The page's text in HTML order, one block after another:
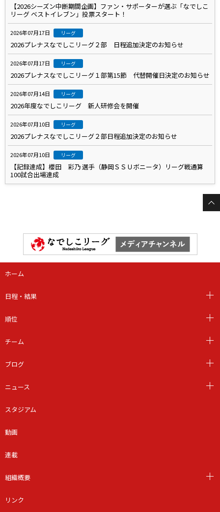
【2026シーズン中断期間企画】ファン・サポーターが選ぶ「なでしこ
リーグ ベストイレブン」投票スタート！
2026年07月17日 リーグ
2026プレナスなでしこリーグ２部 日程追加決定のお知らせ
2026年07月17日 リーグ
2026プレナスなでしこリーグ１部第15節 代替開催日決定のお知らせ
2026年07月14日 リーグ
2026年度なでしこリーグ 新人研修会を開催
2026年07月10日 リーグ
2026プレナスなでしこリーグ２部日程追加決定のお知らせ
2026年07月10日 リーグ
【記録達成】櫻田 彩乃 選手（静岡ＳＳＵボニータ）リーグ戦通算
100試合出場達成
ホーム
日程・結果
順位
チーム
ブログ
ニュース
スタジアム
動画
連載
組織概要
リンク